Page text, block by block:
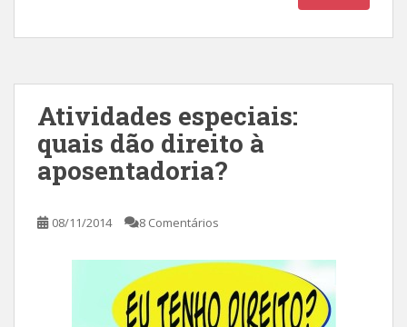
Atividades especiais:
quais dão direito à
aposentadoria?
08/11/2014 8 Comentários